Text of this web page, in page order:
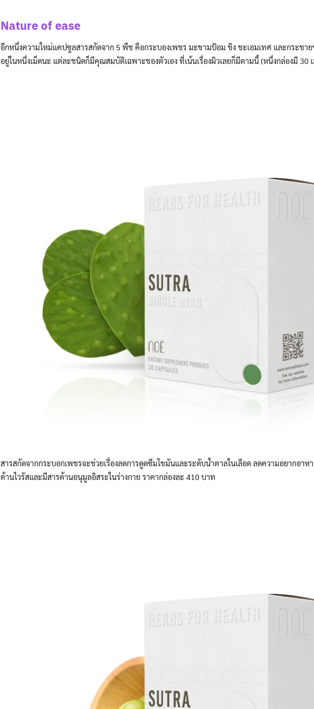
Search
Nature of ease
อีกหนึ่งความใหม่แคปซูลสารสกัดจาก 5 พืช คือกระบองเพชร มะขามป้อม ขิง ชะเอมเทศ และกระชา
อยู่ในหนึ่งเม็ดนะ แต่ละชนิดก็มีคุณสมบัติเฉพาะของตัวเอง ที่เน้นเรื่องผิวเลยก็มีตามนี้ (หนึ่งกล่องมี 30
สารสกัดจากกระบอกเพชรจะช่วยเรื่องลดการดูดซึมไขมันและระดับน้ำตาลในเลือด ลดความอยากอาห
ต้านไวรัสและมีสารต้านอนุมูลอิสระในร่างกาย ราคากล่องละ 410 บาท